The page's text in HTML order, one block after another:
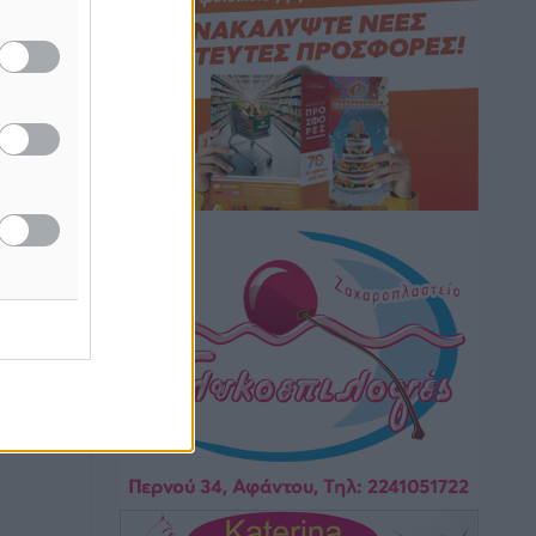
Κικίλιας: Μειώθηκαν κατά 34% οι
μεταναστευτικές ροές στα θαλάσσια
• πριν 2 ώρες
Κως: Γερμανός τουρίστας κέρδισε
αποζημίωση 900 ευρώ επειδή δεν
βρήκε ξαπλώστρες στις οικογενειακές
διακοπές του
Τοπικές Ειδήσεις• πριν 2 ώρες
Ο γεωεντοπισμός μέσω 112 «έσωσε»
Τοπικές Ειδήσεις• πριν 2 ώρες
Σύμη: Ανασύρθηκε σορός άνδρα –